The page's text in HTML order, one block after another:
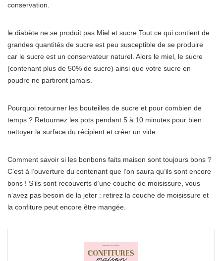
conservation.
le diabète ne se produit pas Miel et sucre Tout ce qui contient de
grandes quantités de sucre est peu susceptible de se produire
car le sucre est un conservateur naturel. Alors le miel, le sucre
(contenant plus de 50% de sucre) ainsi que votre sucre en
poudre ne partiront jamais.
Pourquoi retourner les bouteilles de sucre et pour combien de
temps ? Retournez les pots pendant 5 à 10 minutes pour bien
nettoyer la surface du récipient et créer un vide.
Comment savoir si les bonbons faits maison sont toujours bons ?
C’est à l’ouverture du contenant que l’on saura qu’ils sont encore
bons ! S’ils sont recouverts d’une couche de moisissure, vous
n’avez pas besoin de la jeter : retirez la couche de moisissure et
la confiture peut encore être mangée.